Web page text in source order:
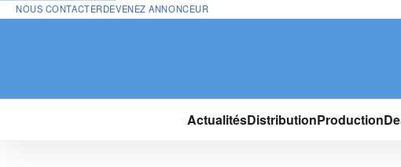
NOUS CONTACTERDEVENEZ ANNONCEUR
ActualitésDistributionProduction